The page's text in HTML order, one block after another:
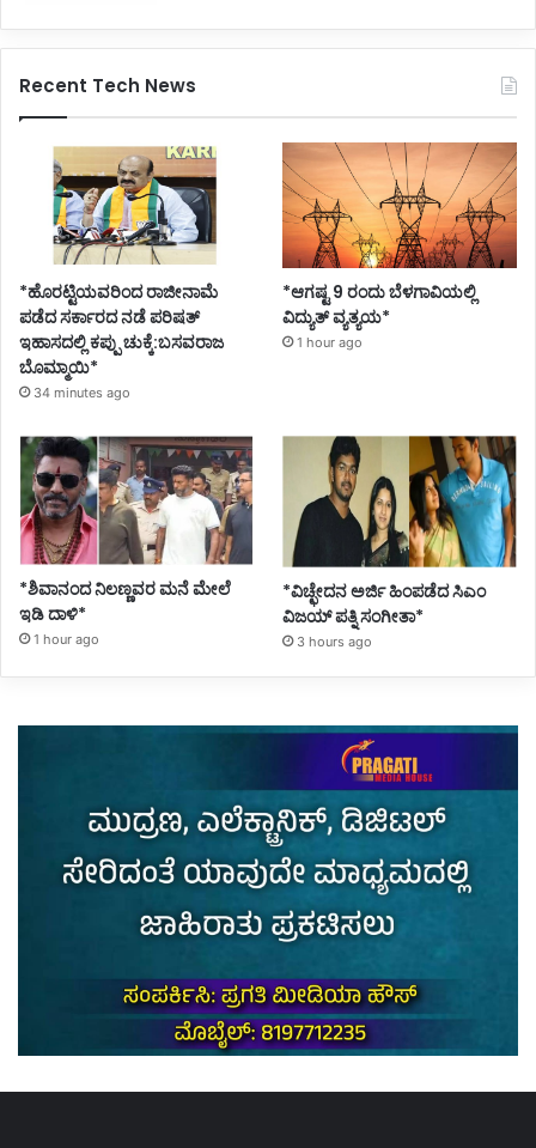
Recent Tech News
*ಹೊರಟ್ಟಿಯವರಿಂದ ರಾಜೀನಾಮೆ
ಪಡೆದ ಸರ್ಕಾರದ ನಡೆ ಪರಿಷತ್
ಇಹಾಸದಲ್ಲಿ ಕಪ್ಪು ಚುಕ್ಕೆ:ಬಸವರಾಜ
ಬೊಮ್ಮಾಯಿ*
34 minutes ago
*ಆಗಷ್ಟ 9 ರಂದು ಬೆಳಗಾವಿಯಲ್ಲಿ
ವಿದ್ಯುತ್ ವ್ಯತ್ಯಯ*
1 hour ago
*ಶಿವಾನಂದ ನಿಲಣ್ಣವರ ಮನೆ ಮೇಲೆ
ಇಡಿ ದಾಳಿ*
1 hour ago
*ವಿಚ್ಛೇದನ ಅರ್ಜಿ ಹಿಂಪಡೆದ ಸಿಎಂ
ವಿಜಯ್ ಪತ್ನಿ ಸಂಗೀತಾ*
3 hours ago